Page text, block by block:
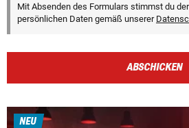
Mit Absenden des Formulars stimmst du
persönlichen Daten gemäß unserer
ABSCHICKEN
NEU